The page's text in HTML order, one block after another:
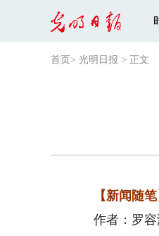
首页 > 光明日报 > 正文
【新闻随笔
作者：罗容海